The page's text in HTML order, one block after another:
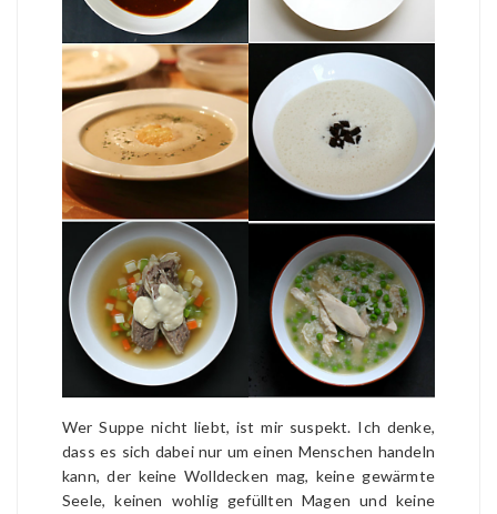
Wer Suppe nicht liebt, ist mir suspekt. Ich denke,
dass es sich dabei nur um einen Menschen handeln
kann, der keine Wolldecken mag, keine gewärmte
Seele, keinen wohlig gefüllten Magen und keine